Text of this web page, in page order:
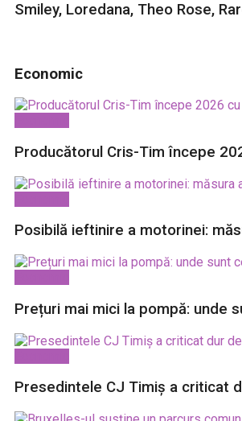
Smiley, Loredana, Theo Rose,
Economic
Producătorul Cris-Tim începe
Posibilă ieftinire a motorinei:
Prețuri mai mici la pompă: unde
Presedintele CJ Timiș a criticat